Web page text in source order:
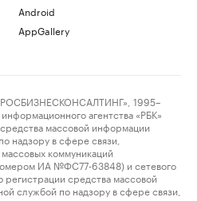
Android
AppGallery
1995–
агентства «РБК»
массовой информации
надзору в сфере связи,
коммуникаций
ИА №ФС77-63848) и сетевого
регистрации средства массовой
службой по надзору в сфере связи,